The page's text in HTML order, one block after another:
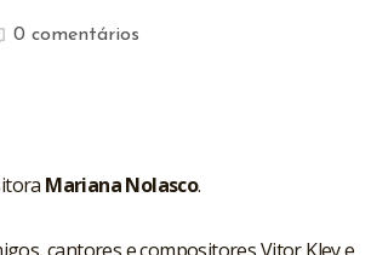
0 comentários
Mariana Nolasco.